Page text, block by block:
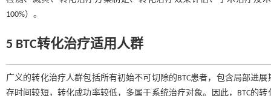
100%）。
5 BTC转化治疗适用人群
广义的转化治疗人群包括所有初始不可切除的BTC患者，包含局部进
存时间较短，转化成功率较低，多属于系统治疗对象。因此，BTC的